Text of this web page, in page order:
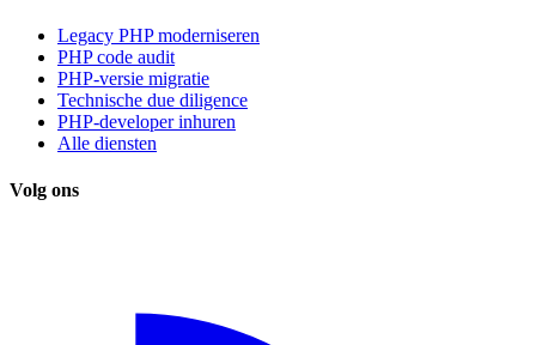
Legacy PHP moderniseren
PHP code audit
PHP-versie migratie
Technische due diligence
PHP-developer inhuren
Alle diensten
Volg ons